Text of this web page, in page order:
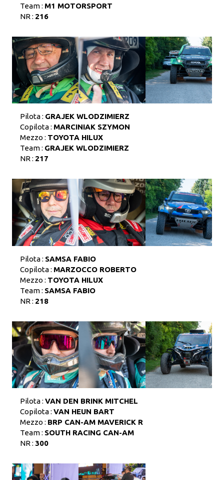
Team : M1 MOTORSPORT
NR : 216
Pilota : GRAJEK WLODZIMIERZ
Copilota : MARCINIAK SZYMON
Mezzo : TOYOTA HILUX
Team : GRAJEK WLODZIMIERZ
NR : 217
Pilota : SAMSA FABIO
Copilota : MARZOCCO ROBERTO
Mezzo : TOYOTA HILUX
Team : SAMSA FABIO
NR : 218
Pilota : VAN DEN BRINK MITCHEL
Copilota : VAN HEUN BART
Mezzo : BRP CAN-AM MAVERICK R
Team : SOUTH RACING CAN-AM
NR : 300